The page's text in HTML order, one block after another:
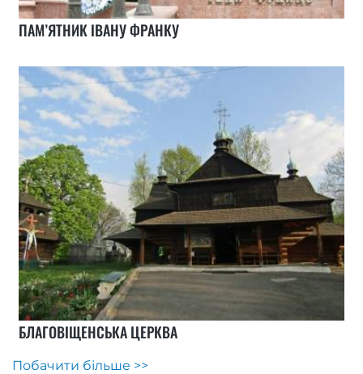
ПАМ’ЯТНИК ІВАНУ ФРАНКУ
БЛАГОВІЩЕНСЬКА ЦЕРКВА
Побачити більше >>